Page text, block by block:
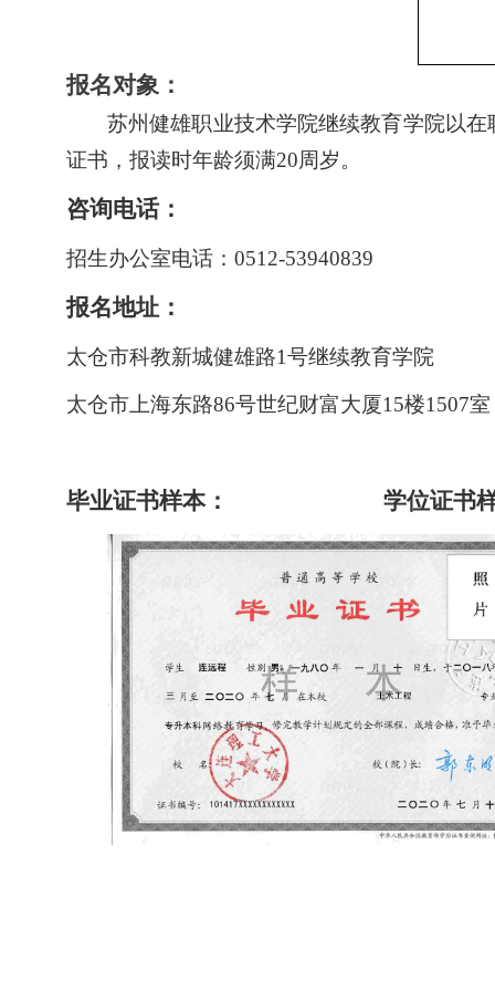
报名对象：
苏州健雄职业技术学院继续教育学院以
证书， 报读时年龄须满20周岁。
咨询电话：
招生办公室电话： 0512-53940839
报名地址：
太仓市科教新城健雄路1号继续教育学院
太仓市上海东路86号世纪财富大厦15楼1507室
毕业证书样本： 学位证书